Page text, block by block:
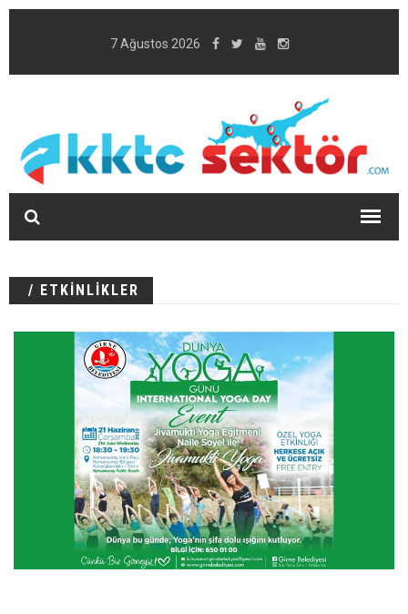
7 Ağustos 2026
/ ETKİNLİKLER